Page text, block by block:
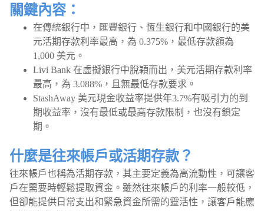
關鍵內容：
在傳統銀行中，匯豐銀行、恆生銀行和中國銀行的美
元活期存款利率最高，為 0.375%，最低存款額為
1,000 美元。
Livi Bank 在虛擬銀行中脫穎而出，美元活期存款利率
最高，為 3.088%，且無最低存款要求。
StashAway 美元現金收益率提供年3.7%有吸引力的到
期收益率，沒有最低或最高存款限制，也沒有鎖定
期。
什麼是往來帳戶或活期存款？
往來帳戶也稱為活期存款，其主要定義為高流動性，可讓客
戶在需要時輕鬆提取資金。雖然往來帳戶的利率一般較低，
但卻能提供日常支出和緊急資金所需的靈活性，讓客戶能應